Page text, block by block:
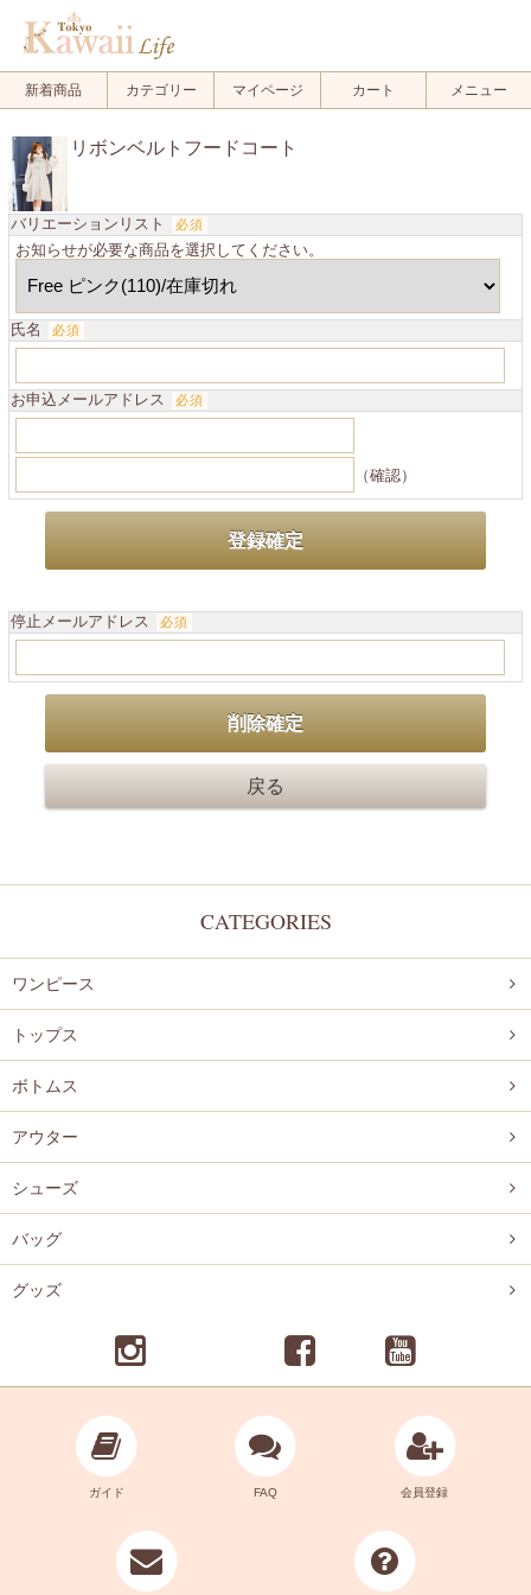
新着商品 カテゴリー マイページ カート メニュー
リボンベルトフードコート
バリエーションリスト 必須
お知らせが必要な商品を選択してください。
氏名 必須
お申込メールアドレス 必須
（確認）
停止メールアドレス 必須
CATEGORIES
ワンピース
トップス
ボトムス
アウター
シューズ
バッグ
グッズ
ガイド FAQ 会員登録